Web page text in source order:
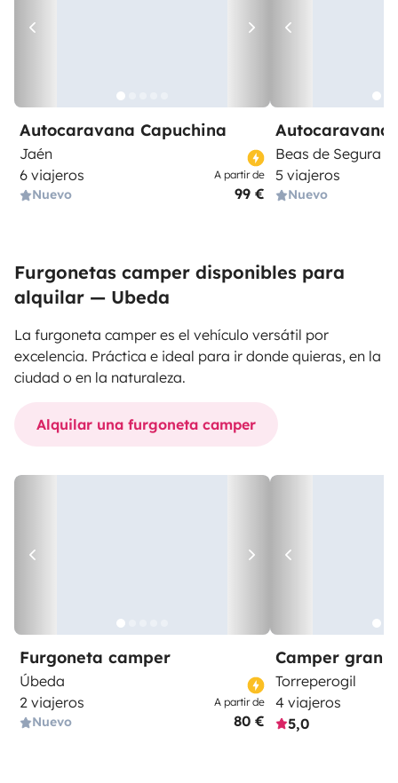
Autocaravana Capuchina
Jaén
6 viajeros
Nuevo
A partir de
99 €
Autocaravana
Beas de Segura
5 viajeros
Nuevo
Furgonetas camper disponibles para
alquilar — Ubeda
La furgoneta camper es el vehículo versátil por
excelencia. Práctica e ideal para ir donde quieras, en la
ciudad o en la naturaleza.
Alquilar una furgoneta camper
Furgoneta camper
Úbeda
2 viajeros
Nuevo
A partir de
80 €
Camper gran
Torreperogil
4 viajeros
5,0